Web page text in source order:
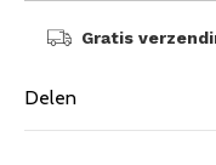
Gratis
Delen